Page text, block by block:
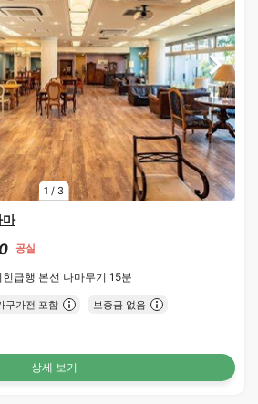
1 / 3
마
공실
힌급행 본선 나마무기 15분
구가전 포함 보증금 없음
상세 보기